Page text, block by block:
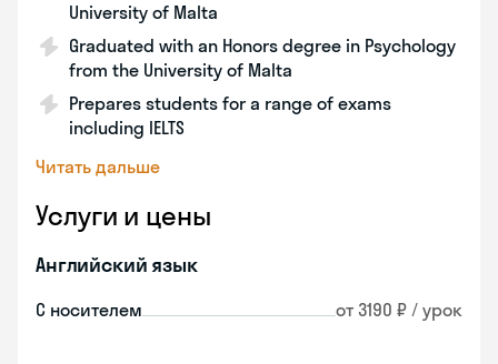
University of Malta
Graduated with an Honors degree in Psychology
from the University of Malta
Prepares students for a range of exams
including IELTS
Читать дальше
Услуги и цены
Английский язык
С носителем от 3190 ₽ / урок